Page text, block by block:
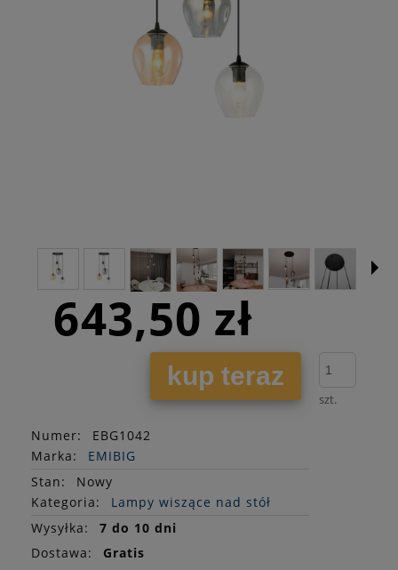
643,50 zł
kup teraz
szt.
Numer:
EBG1042
Marka:
EMIBIG
Stan:
Nowy
Kategoria:
Lampy wiszące nad stół
Wysyłka:
7 do 10 dni
Dostawa:
Gratis